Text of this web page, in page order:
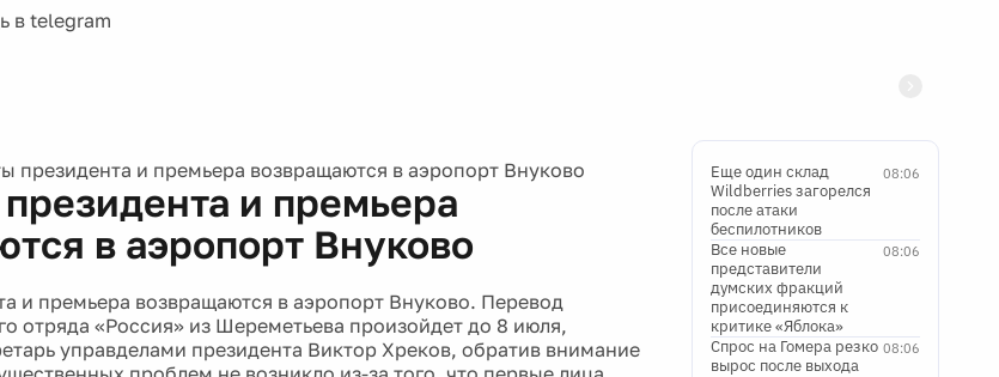
президента и премьера возвращаются в аэропорт Внуково
и премьера
в аэропорт Внуково
и премьера возвращаются в аэропорт Внуково. Перевод
отряда «Россия» из Шереметьева произойдет до 8 июля,
управделами президента Виктор Хреков, обратив внимание
08:06
Еще один склад
Wildberries загорелся
после атаки
беспилотников
08:06
Все новые
представители
думских фракций
присоединяются к
критике «Яблока»
08:06
Спрос на Гомера резко
вырос после выхода